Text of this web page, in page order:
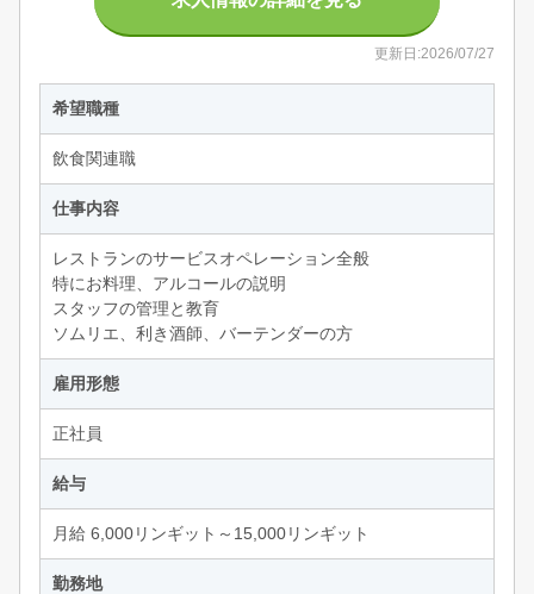
希望職種
飲食関連職
仕事内容
レストランのサービスオペレーション全般
特にお料理、アルコールの説明
スタッフの管理と教育
ソムリエ、利き酒師、バーテンダーの方
雇用形態
正社員
給与
月給 6,000リンギット～15,000リンギット
勤務地
更新日:2026/07/27